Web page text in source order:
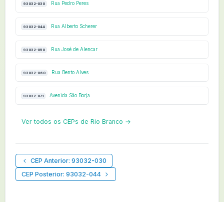
93032-030 Rua Pedro Peres
93032-044 Rua Alberto Scherer
93032-050 Rua José de Alencar
93032-060 Rua Bento Alves
93032-071 Avenida São Borja
Ver todos os CEPs de Rio Branco →
CEP Anterior: 93032-030
CEP Posterior: 93032-044